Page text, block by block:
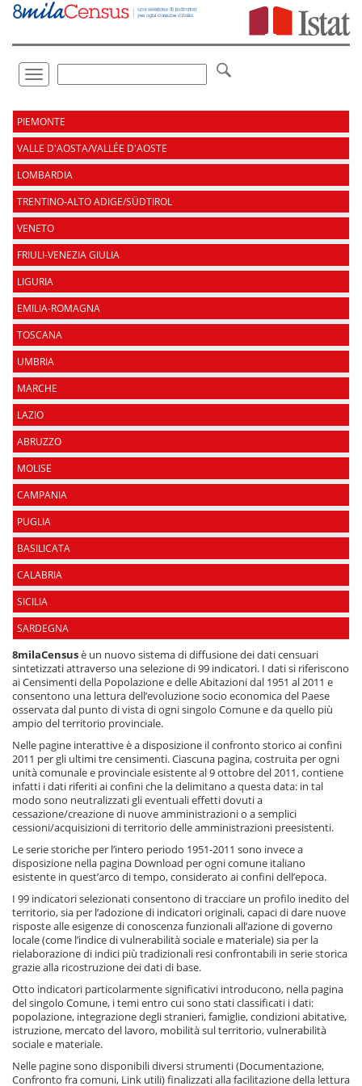
Vai
direttamente
Toggle
navigation
.
PIEMONTE
VALLE D'AOSTA/VALLÉE D'AOSTE
LOMBARDIA
TRENTINO-ALTO ADIGE/SÜDTIROL
VENETO
FRIULI-VENEZIA GIULIA
LIGURIA
EMILIA-ROMAGNA
TOSCANA
UMBRIA
MARCHE
LAZIO
ABRUZZO
MOLISE
CAMPANIA
PUGLIA
BASILICATA
CALABRIA
SICILIA
SARDEGNA
8milaCensusè un nuovo sistema di diffusione dei dati censuari
sintetizzati attraverso una selezione di 99 indicatori. I dati si riferiscono
ai Censimenti della Popolazione e delle Abitazioni dal 1951 al 2011 e
consentono una lettura dell’evoluzione socio economica del Paese
osservata dal punto di vista di ogni singolo Comune e da quello più
ampio del territorio provinciale.
Nelle pagine interattive è a disposizione il confronto storico ai confini
2011 per gli ultimi tre censimenti. Ciascuna pagina, costruita per ogni
unità comunale e provinciale esistente al 9 ottobre del 2011, contiene
infatti i dati riferiti ai confini che la delimitano a questa data: in tal
modo sono neutralizzati gli eventuali effetti dovuti a
cessazione/creazione di nuove amministrazioni o a semplici
cessioni/acquisizioni di territorio delle amministrazioni preesistenti.
Le serie storiche per l’intero periodo 1951-2011 sono invece a
disposizione nella pagina Download per ogni comune italiano
esistente in quest’arco di tempo, considerato ai confini dell’epoca.
I 99 indicatori selezionati consentono di tracciare un profilo inedito del
territorio, sia per l’adozione di indicatori originali, capaci di dare nuove
risposte alle esigenze di conoscenza funzionali all’azione di governo
locale (come l’indice di vulnerabilità sociale e materiale) sia per la
rielaborazione di indici più tradizionali resi confrontabili in serie storica
grazie alla ricostruzione dei dati di base.
Otto indicatori particolarmente significativi introducono, nella pagina
del singolo Comune, i temi entro cui sono stati classificati i dati:
popolazione, integrazione degli stranieri, famiglie, condizioni abitative,
istruzione, mercato del lavoro, mobilità sul territorio, vulnerabilità
sociale e materiale.
Nelle pagine sono disponibili diversi strumenti (Documentazione,
Confronto fra comuni, Link utili) finalizzati alla facilitazione della lettura